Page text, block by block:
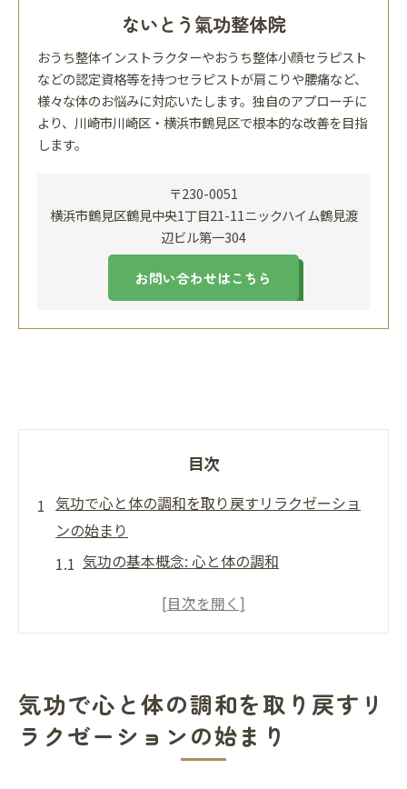
ないとう氣功整体院
おうち整体インストラクターやおうち整体小顔セラピスト
などの認定資格等を持つセラピストが肩こりや腰痛など、
様々な体のお悩みに対応いたします。独自のアプローチに
より、川崎市川崎区・横浜市鶴見区で根本的な改善を目指
します。
〒230-0051
横浜市鶴見区鶴見中央1丁目21-11ニックハイム鶴見渡
辺ビル第一304
お問い合わせはこちら
目次
気功で心と体の調和を取り戻すリラクゼーショ
ンの始まり
気功の基本概念: 心と体の調和
気功の呼吸法で心の静けさを手に入れる
ション効果
気功のリラクゼーションを日常に取り入れ
気功で心と体の調和を取り戻すリ
ラクゼーションの始まり